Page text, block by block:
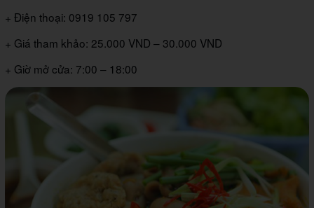
+ Điện thoại: 0919 105 797
+ Giá tham khảo: 25.000 VND – 30.000 VND
+ Giờ mở cửa: 7:00 – 18:00